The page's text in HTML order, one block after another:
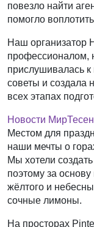
повезло найти
помогло
Наш организатор
профессионалом,
прислушивалась
советы и создала
всех этапах
Новости МирТесен
Местом для
наши мечты о
Мы хотели
поэтому за
жёлтого и
сочные лимоны.
На просторах